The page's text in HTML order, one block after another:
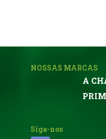
NOSSAS MARCAS
A
Siga-nos